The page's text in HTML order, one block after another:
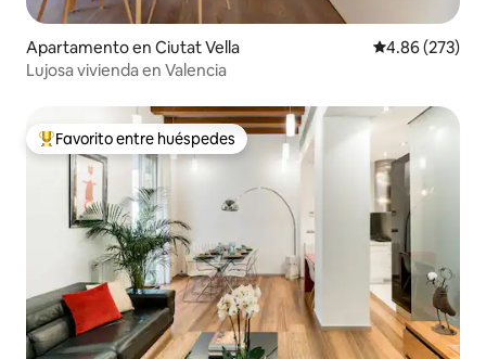
Apartamento en Ciutat Vella Calificación
4.86 (273)
Lujosa vivienda en Valencia
Favorito entre huéspedes preferido
Favorito entre huéspedes